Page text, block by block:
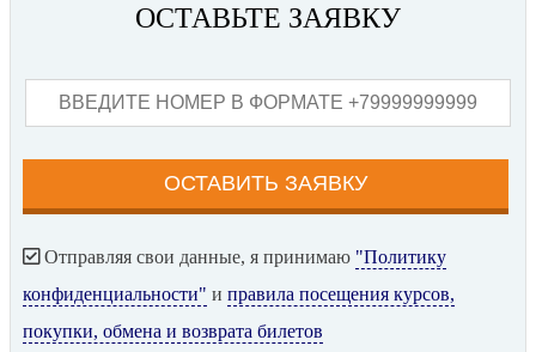
ОСТАВЬТЕ ЗАЯВКУ
Отправляя свои данные, я принимаю "Политику
конфиденциальности" и правила посещения курсов,
покупки, обмена и возврата билетов